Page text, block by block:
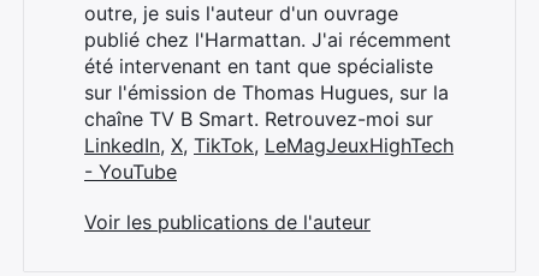
outre, je suis l'auteur d'un ouvrage
publié chez l'Harmattan. J'ai récemment
été intervenant en tant que spécialiste
sur l'émission de Thomas Hugues, sur la
chaîne TV B Smart. Retrouvez-moi sur
LinkedIn, X, TikTok, LeMagJeuxHighTech
- YouTube
Voir les publications de l'auteur